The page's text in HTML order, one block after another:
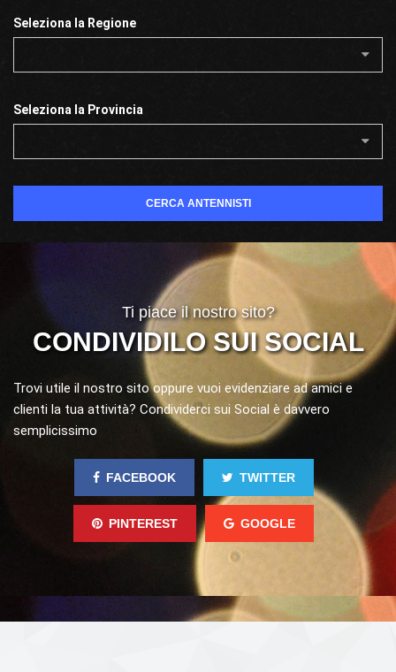
Seleziona la Regione
Seleziona la Provincia
CERCA ANTENNISTI
Ti piace il nostro sito?
CONDIVIDILO SUI SOCIAL
Trovi utile il nostro sito oppure vuoi evidenziare ad amici e
clienti la tua attività? Condividerci sui Social è davvero
semplicissimo
FACEBOOK TWITTER
PINTEREST GOOGLE